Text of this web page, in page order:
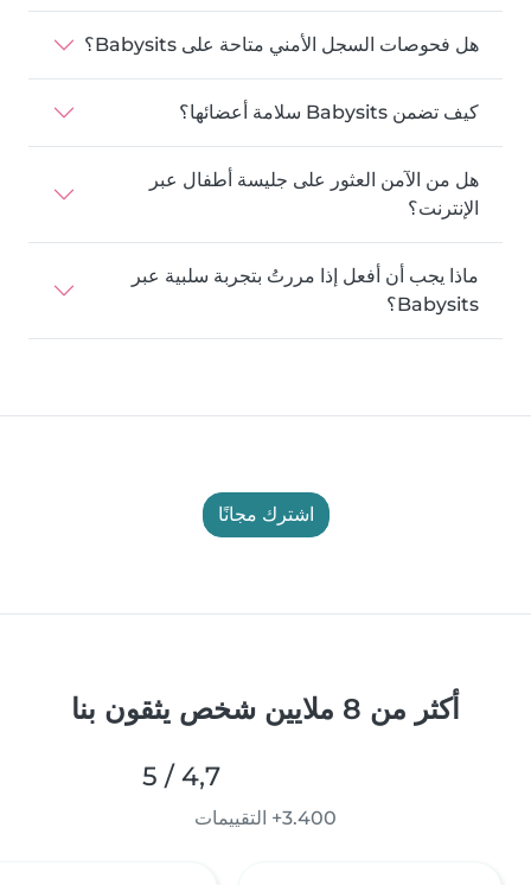
هل فحوصات السجل الأمني متاحة على Babysits؟
كيف تضمن Babysits سلامة أعضائها؟
هل من الآمن العثور على جليسة أطفال عبر
الإنترنت؟
ماذا يجب أن أفعل إذا مررتُ بتجربة سلبية عبر
Babysits؟
اشترك مجانًا
أكثر من 8 ملايين شخص يثقون بنا
4,7 / 5
3.400+ التقييمات